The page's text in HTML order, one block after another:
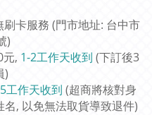
卡服務 (門市地址: 台中市
)
, 1-2工作天收到 (下訂後3
)
工作天收到 (超商將核對身
, 以免無法取貨導致退件)